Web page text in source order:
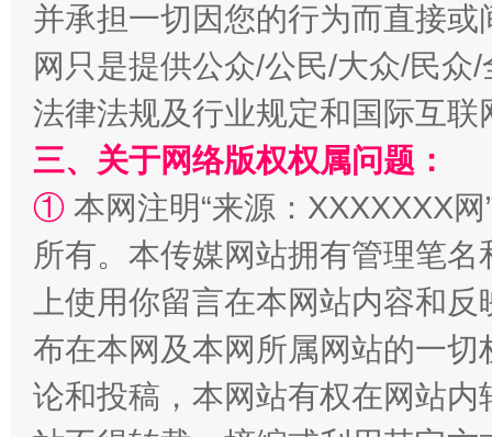
全民健身五年计划来了！等你上场
阿坝州三大球赛在茂县开幕 规模
并承担一切因您的行为而直接
网只是提供公众/公民/大众/民
法律法规及行业规定和国际互
三、关于网络版权权属问题：
① 本网注明“来源：XXXXXXX
所有。本传媒网站拥有管理笔
上使用你留言在本网站内容和
布在本网及本网所属网站的一
论和投稿，本网站有权在网站